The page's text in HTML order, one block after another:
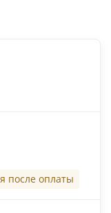
после оплаты